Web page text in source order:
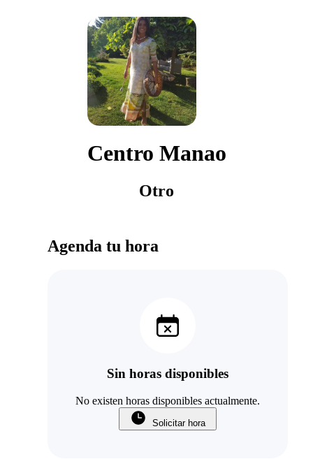
Centro Manao
Otro
Agenda tu hora
Sin horas disponibles
No existen horas disponibles actualmente.
Solicitar hora